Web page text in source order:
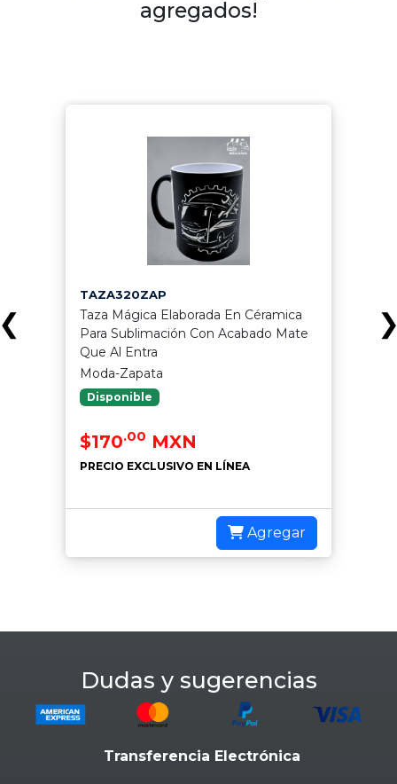
agregados!
TAZA320ZAP
Taza Mágica Elaborada En Céramica
Para Sublimación Con Acabado Mate
Que Al Entra
Moda-Zapata
Disponible
$170 .00 MXN
PRECIO EXCLUSIVO EN LÍNEA
Agregar
Dudas y sugerencias
Transferencia Electrónica